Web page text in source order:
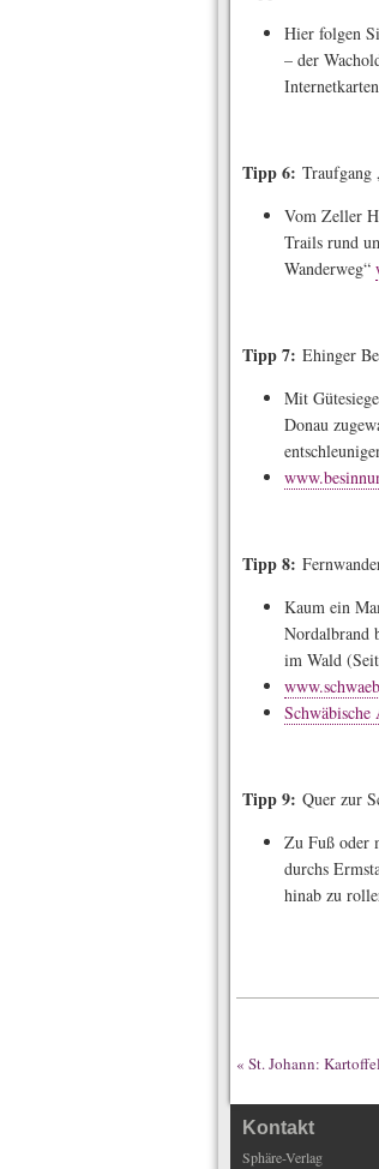
Hier folgen
– der
Tipp 6: Traufgang
Vom Zeller
Trails rund
Wanderweg“
Tipp 7: Ehinger
Mit
Donau
Tipp 8:
Kaum ein
Nordalbrand
im Wald
Tipp 9: Quer zur
Zu Fuß oder
durchs
hinab zu
« St. Johann:
Kontakt
Sphäre-Verlag